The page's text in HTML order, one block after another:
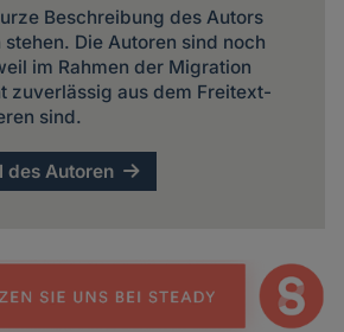
Beschreibung des Autors
Die Autoren sind noch
im Rahmen der Migration
zuverlässig aus dem Freitext-
sind.
des Autoren